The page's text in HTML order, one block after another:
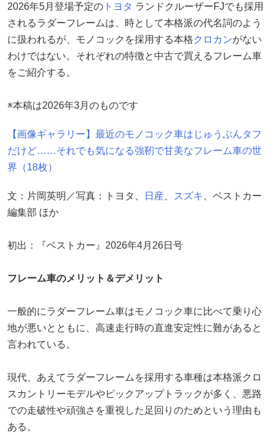
2026年5月登場予定の トヨタ ランドクルーザーFJでも採用
されるラダーフレームは、時として本格派の代名詞のよう
に扱われるが、モノコックを採用する本格クロカンがない
わけではない。それぞれの特徴と中古で買えるフレーム車
をご紹介する。
※本稿は2026年3月のものです
【画像ギャラリー】最近のモノコック車はじゅうぶんタフ
だけど……それでも気になる強靭で甘美なフレーム車の世
界（18枚）
文：片岡英明／写真：トヨタ、 日産 スズキ
、ベストカー
編集部 ほか
初出：『ベストカー』2026年4月26日号
フレーム車のメリット＆デメリット
一般的にラダーフレーム車はモノコック車に比べて乗り心
地が悪いとともに、高速走行時の直進安定性に難があると
言われている。
現代、あえてラダーフレームを採用する車種は本格派クロ
スカントリーモデルやピックアップトラックが多く、悪路
での走破性や頑強さを重視した足回りのためという理由も
ある。